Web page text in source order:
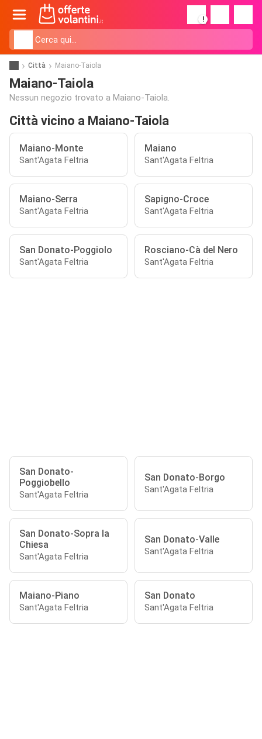
!
Città Maiano-Taiola
Maiano-Taiola
Nessun negozio trovato a Maiano-Taiola.
Città vicino a Maiano-Taiola
Maiano-Monte
Sant'Agata Feltria
Maiano
Sant'Agata Feltria
Maiano-Serra
Sant'Agata Feltria
Sapigno-Croce
Sant'Agata Feltria
San Donato-Poggiolo
Sant'Agata Feltria
Rosciano-Cà del Nero
Sant'Agata Feltria
San Donato-
Poggiobello
Sant'Agata Feltria
San Donato-Borgo
Sant'Agata Feltria
San Donato-Sopra la
Chiesa
Sant'Agata Feltria
San Donato-Valle
Sant'Agata Feltria
Maiano-Piano
Sant'Agata Feltria
San Donato
Sant'Agata Feltria